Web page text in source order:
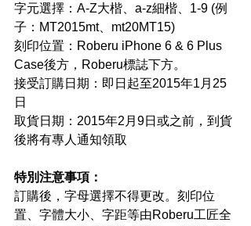
字元選擇：A-Z大楷、a-z細楷、1-9 (例
子：MT2015mt、mt20MT15)
刻印位置：Roberu iPhone 6 & 6 Plus
Case後方，Roberu標誌下方。
接受訂購日期：即日起至2015年1月25
日
取貨日期：2015年2月9日或之前，到貨
後將有專人通知領取
特別注意事項：
訂購後，字母選擇不得更改。刻印位
置、字體大小、字距等由Roberu工匠全